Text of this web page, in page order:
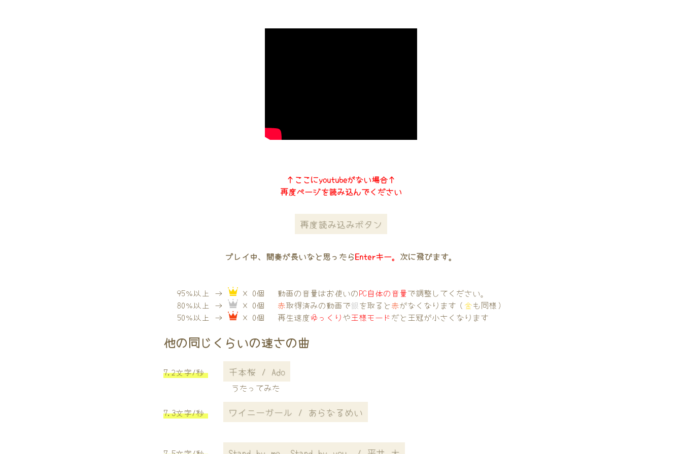
↑ここにyoutubeがない場合↑
再度ページを読み込んでください
再度読み込みボタン
プレイ中、間奏が長いなと思ったらEnterキー。 次に飛びます。
95％以上 →
× 0個
80％以上 →
× 0個
50％以上 →
× 0個
動画の音量はお使いのPC自体の音量で調整してください。
赤取得済みの動画で銀を取ると赤がなくなります（ 金も同様）
再生速度ゆっくりや王様モード だと王冠が小さくなります
他の同じくらいの速さの曲
7.2文字/秒 千本桜 / Ado
うたってみた
7.3文字/秒 ワイニーガール / あらなるめい